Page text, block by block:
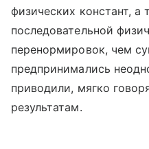
физических констант, а
последовательной
перенормировок, чем
предпринимались
приводили, мягко
результатам.